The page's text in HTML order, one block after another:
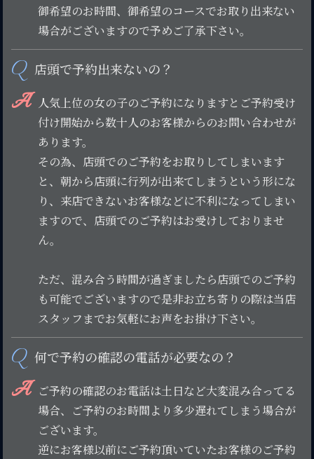
御希望のお時間、御希望のコースでお取り出来ない
場合がございますので予めご了承下さい。
Q 店頭で予約出来ないの？
A
人気上位の女の子のご予約になりますとご予約受け
付け開始から数十人のお客様からのお問い合わせが
あります。
その為、店頭でのご予約をお取りしてしまいます
と、朝から店頭に行列が出来てしまうという形にな
り、来店できないお客様などに不利になってしまい
ますので、店頭でのご予約はお受けしておりませ
ん。
ただ、混み合う時間が過ぎましたら店頭でのご予約
も可能でございますので是非お立ち寄りの際は当店
スタッフまでお気軽にお声をお掛け下さい。
Q 何で予約の確認の電話が必要なの？
A
ご予約の確認のお電話は土日など大変混み合ってる
場合、ご予約のお時間より多少遅れてしまう場合が
ございます。
逆にお客様以前にご予約頂いていたお客様のご予約